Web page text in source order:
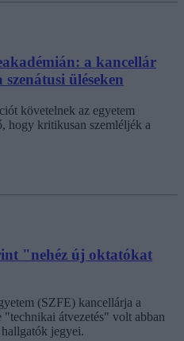
a kancellár
üléseken
követelnek az egyetem
hogy kritikusan szemléljék a
"nehéz új oktatókat
(SZFE) kancellárja a
"technikai átvezetés" volt abban
jegyei.